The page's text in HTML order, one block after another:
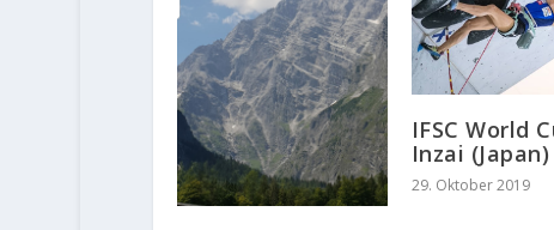
IFSC World
Inzai (Japan)
29. Oktober 2019